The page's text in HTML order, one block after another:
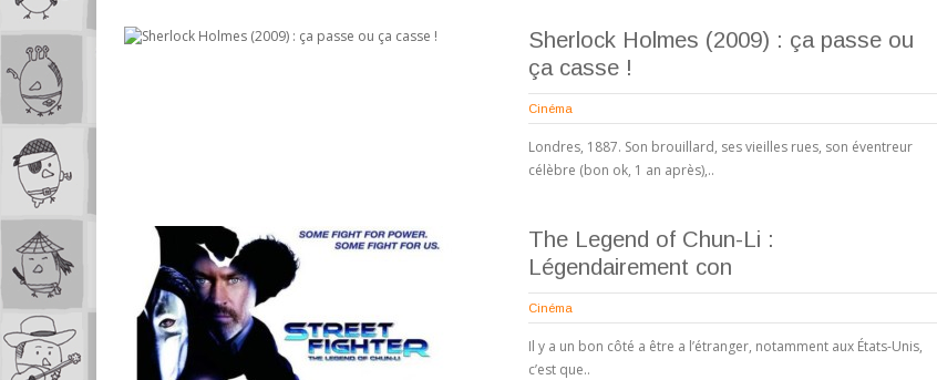
Sherlock Holmes (2009) : ça passe ou
ça casse !
Cinéma
Londres, 1887. Son brouillard, ses vieilles rues, son éventreur
célèbre (bon ok, 1 an après),..
The Legend of Chun-Li :
Légendairement con
Cinéma
Il y a un bon côté a être a l’étranger, notamment aux États-Unis,
c’est que..